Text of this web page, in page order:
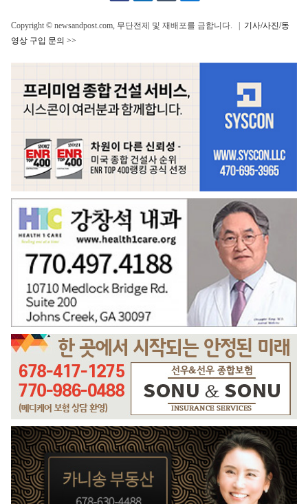
Copyright © newsandpost.com, 무단전제 및 재배포를 금합니다. | 기사/사진/동
영상 구입 문의 >>